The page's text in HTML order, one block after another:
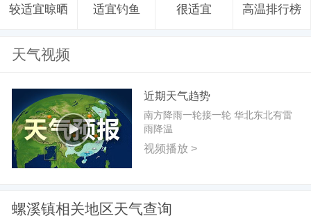
较适宜晾晒 适宜钓鱼 很适宜 高温排行榜
天气视频
近期天气趋势
南方降雨一轮接一轮 华北东北有雷
雨降温
视频播放 >
螺溪镇相关地区天气查询